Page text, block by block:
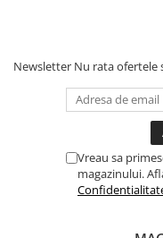
Newsletter Nu rata ofertele
Vreau sa
magazinului.